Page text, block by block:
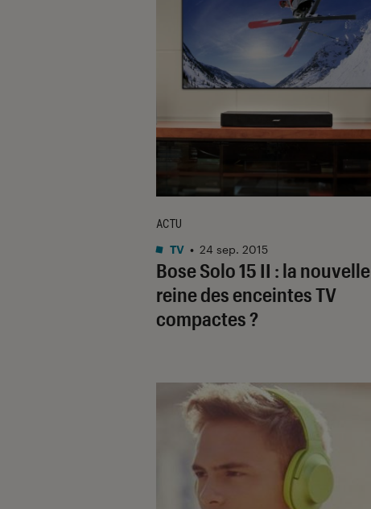
Bose Solo 15 II : la nouvelle
reine des enceintes TV
compactes ?
ACTU
TV • 24 sep. 2015